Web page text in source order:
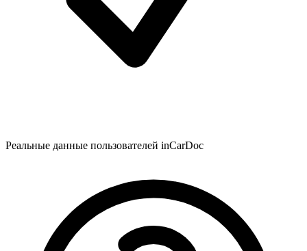
Реальные данные пользователей inCarDoc